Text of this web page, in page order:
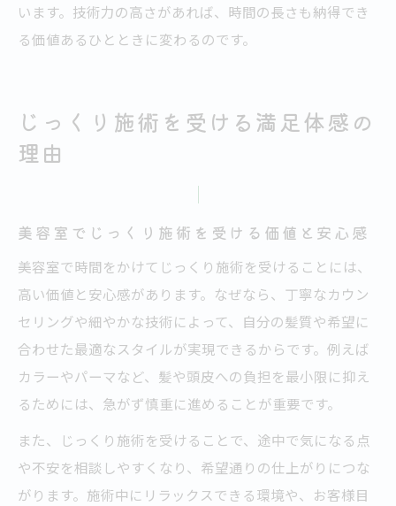
います。技術力の高さがあれば、時間の長さも納得でき
る価値あるひとときに変わるのです。
じっくり施術を受ける満足体感の
理由
美容室でじっくり施術を受ける価値と安心感
美容室で時間をかけてじっくり施術を受けることには、
高い価値と安心感があります。なぜなら、丁寧なカウン
セリングや細やかな技術によって、自分の髪質や希望に
合わせた最適なスタイルが実現できるからです。例えば
カラーやパーマなど、髪や頭皮への負担を最小限に抑え
るためには、急がず慎重に進めることが重要です。
また、じっくり施術を受けることで、途中で気になる点
や不安を相談しやすくなり、希望通りの仕上がりにつな
がります。施術中にリラックスできる環境や、お客様目